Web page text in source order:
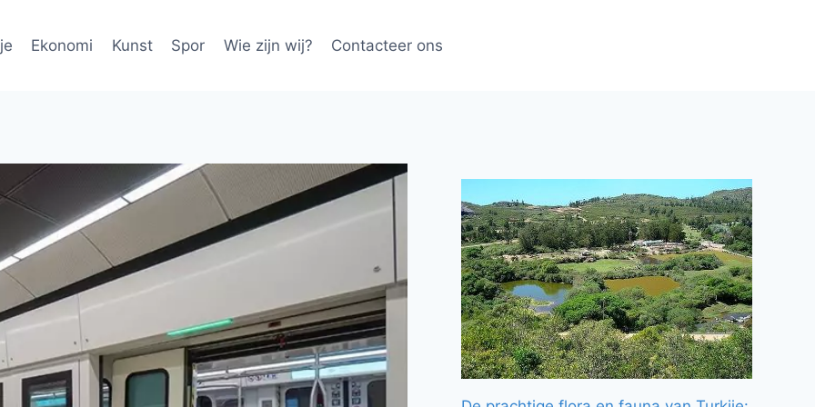
Ekonomi Kunst Spor Wie zijn wij? Contacteer ons